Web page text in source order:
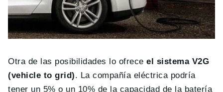
Otra de las posibilidades lo ofreceel sistema V2G
(vehicle to grid). La compañía eléctrica podría
tener un 5% o un 10% de la capacidad de la batería